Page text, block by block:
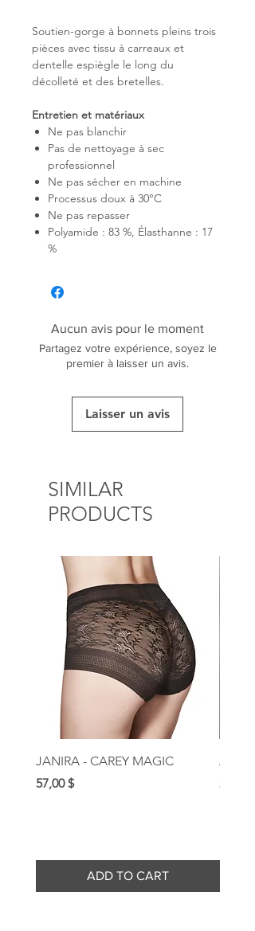
Soutien-gorge à bonnets pleins trois
pièces avec tissu à carreaux et
dentelle espiègle le long du
décolleté et des bretelles.
Entretien et matériaux
Ne pas blanchir
Pas de nettoyage à sec
professionnel
Ne pas sécher en machine
Processus doux à 30°C
Ne pas repasser
Polyamide : 83 %, Élasthanne : 17
%
Aucun avis pour le moment
Partagez votre expérience, soyez le
premier à laisser un avis.
Laisser un avis
SIMILAR
PRODUCTS
JANIRA - CAREY MAGIC
Prix
57,00 $
ADD TO CART
Prix
209,00